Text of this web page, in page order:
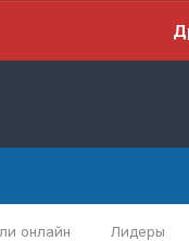
онлайн Лидеры